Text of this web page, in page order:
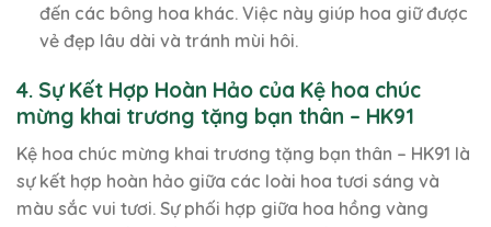
đến các bông hoa khác. Việc này giúp hoa giữ được
vẻ đẹp lâu dài và tránh mùi hôi.
4. Sự Kết Hợp Hoàn Hảo của Kệ hoa chúc
mừng khai trương tặng bạn thân – HK91
Kệ hoa chúc mừng khai trương tặng bạn thân – HK91 là
sự kết hợp hoàn hảo giữa các loài hoa tươi sáng và
màu sắc vui tươi. Sự phối hợp giữa hoa hồng vàng